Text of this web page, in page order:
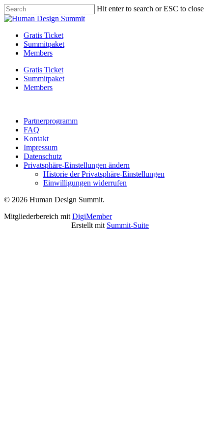
Skip
to
content
Hit enter to search or ESC to close
Close
Menu
Gratis Ticket
Summitpaket
Members
Gratis Ticket
Summitpaket
Members
Partnerprogramm
FAQ
Kontakt
Impressum
Datenschutz
Privatsphäre-Einstellungen ändern
Historie der Privatsphäre-Einstellungen
Einwilligungen widerrufen
© 2026 Human Design Summit.
Mitgliederbereich mit DigiMember
Erstellt mit Summit-Suite